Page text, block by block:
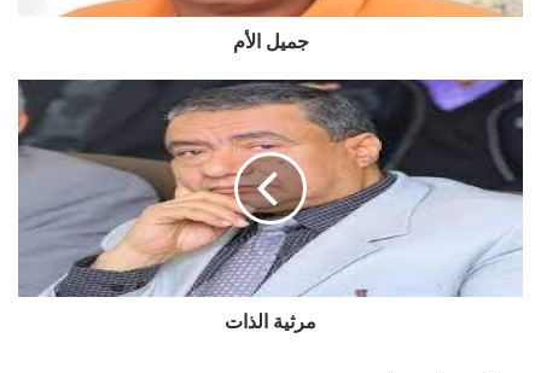
جميل الأم
مرثية الذات